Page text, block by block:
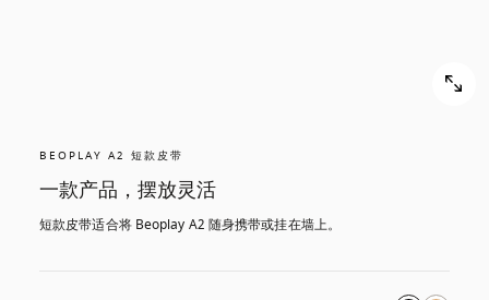
BEOPLAY A2 短款皮带
一款产品，摆放灵活
短款皮带适合将 Beoplay A2 随身携带或挂在墙上。